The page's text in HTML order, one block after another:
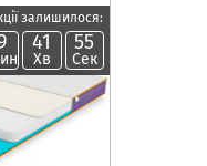
залишилося:
41
Хв
54
Сек